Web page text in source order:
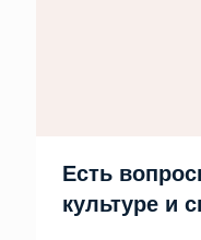
Есть
культуре и